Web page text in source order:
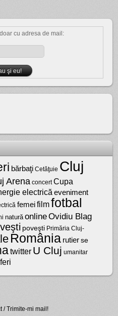
cu adresa de mail:
bărbaţi Cetăţuie Cluj
Arena concert Cupa
electrică eveniment
femei filmfotbal
natură onlineOvidiu Blag
poveşti Primăria Cluj-
România rutier se
twitter U Cluj umanitar
/ Trimite-mi mail!